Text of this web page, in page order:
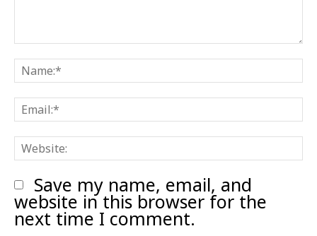
Comment:
Save my name, email, and
website in this browser for the
next time I comment.